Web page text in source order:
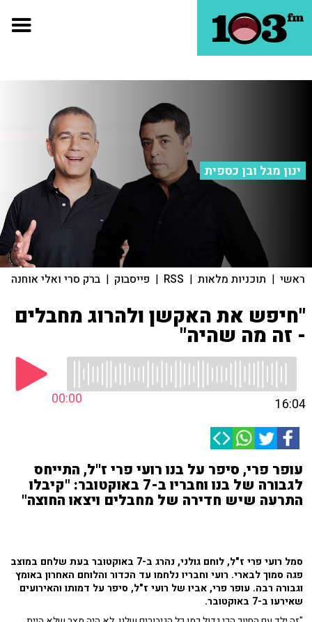
ינון מגל ובן כספית
ראשי | תוכניות מלאות |
RSS
| פייסבוק | ברק סרי ואלי אוחנה
"חיפש את האקשן ולהרוג מחבלים
- זה מה שהיה"
00:00 16:04
עופר פרי, סיפר על בנו רועי פרי ז''ל, התייחס
לגבורה של בנו וחבריו ב-7 באוקטובר: "קיבלו
התרעה שיש חדירה של מחבלים ויצאו החוצה"
סמל רועי פרי ז"ל, לוחם גולני, נהרג ב-7 באוקטובר בעת שלחם במוצב
פגה סמוך לבארי. רועי וחבריו נלחמו עד הכדור והלוחם האחרון באומץ
וגבורה רבה. עופר פרי, אביו של רועי ז"ל, סיפר על דמותו והאירועים
שאירעו ב-7 באוקטובר.